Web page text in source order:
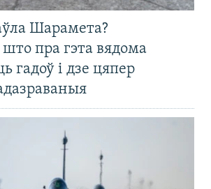
Шарамета?
пра гэта вядома
гадоў і дзе цяпер